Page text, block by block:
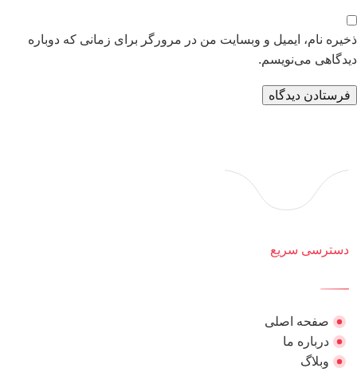
ذخیره نام، ایمیل و وبسایت من در مرورگر برای زمانی که دوباره
دیدگاهی می‌نویسم.
دسترسی سریع
صفحه اصلی
درباره ما
وبلاگ